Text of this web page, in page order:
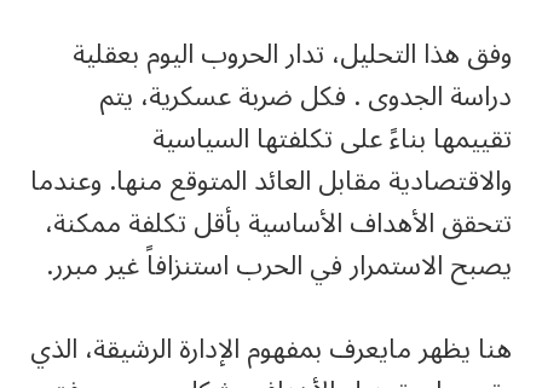
وفق هذا التحليل، تدار الحروب اليوم بعقلية
دراسة الجدوى . فكل ضربة عسكرية، يتم
تقييمها بناءً على تكلفتها السياسية
والاقتصادية مقابل العائد المتوقع منها. وعندما
تتحقق الأهداف الأساسية بأقل تكلفة ممكنة،
يصبح الاستمرار في الحرب استنزافاً غير مبرر.
هنا يظهر مايعرف بمفهوم الإدارة الرشيقة، الذي